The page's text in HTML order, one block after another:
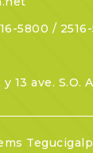
5800 /
13 ave. S.O.